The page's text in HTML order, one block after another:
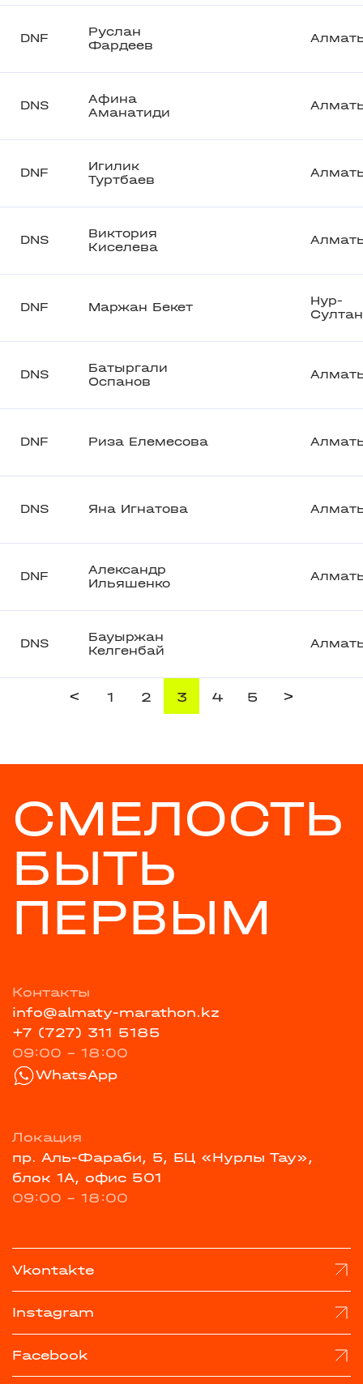
DNF
Руслан
Фардеев
DNS
Афина
Аманатиди
DNF
Игилик
Туртбаев
DNS
Виктория
Киселева
DNF Маржан Бекет
Нур-
Султан
DNS
Батыргали
Оспанов
DNF Риза Елемесова
DNS Яна Игнатова
DNF
Александр
Ильяшенко
DNS
Бауыржан
Келгенбай
< 1 2 3 4 5 >
СМЕЛОСТЬ
БЫТЬ
ПЕРВЫМ
Контакты
info@almaty-marathon.kz
+7 (727) 311 5185
09:00 - 18:00
WhatsApp
Локация
пр. Аль-Фараби, 5, БЦ «Нурлы Тау»,
блок 1А, офис 501
09:00 - 18:00
Vkontakte
Instagram
Facebook